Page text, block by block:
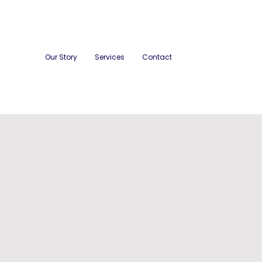
Our Story Services Contact